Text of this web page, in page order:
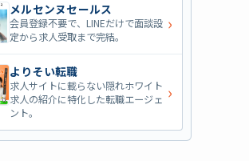
メルセンヌセールス
会員登録不要で、LINEだけで面談設
定から求人受取まで完結。
›
よりそい転職
求人サイトに載らない隠れホワイト
求人の紹介に特化した転職エージェ
ント。
›